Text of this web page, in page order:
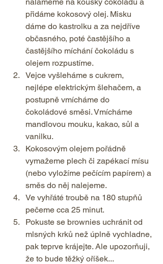
přidáme kokosový olej. Misku
dáme do kastrolku a za nejdříve
občasného, poté častějšího a
častějšího míchání čokoládu s
olejem rozpustíme.
Vejce vyšleháme s cukrem,
nejlépe elektrickým šlehačem, a
postupně vmícháme do
čokoládové směsi. Vmícháme
mandlovou mouku, kakao, sůl a
vanilku.
Kokosovým olejem pořádně
vymažeme plech či zapékací mísu
(nebo vyložíme pečícím papírem) a
směs do něj nalejeme.
Ve vyhřáté troubě na 180 stupňů
pečeme cca 25 minut.
Pokuste se brownies uchránit od
mlsných krků než úplně vychladne,
pak teprve krájejte. Ale upozorňuji,
že to bude těžký oříšek...